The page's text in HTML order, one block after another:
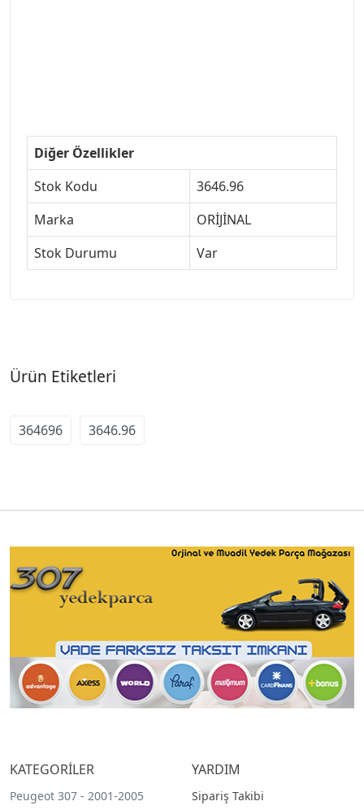
Diğer Özellikler
Stok Kodu
3646.96
Marka
ORİJİNAL
Stok Durumu
Var
Ürün Etiketleri
364696 3646.96
KATEGORİLER
Peugeot 307 - 2001-2005
YARDIM
Sipariş Takibi